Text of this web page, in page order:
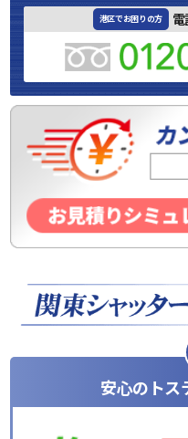
港区でお困りの方
安心のトス